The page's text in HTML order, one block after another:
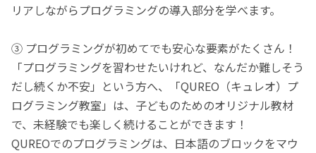
リアしながらプログラミングの導入部分を学べます。
③ プログラミングが初めてでも安心な要素がたくさん！
「プログラミングを習わせたいけれど、なんだか難しそう
だし続くか不安」という方へ、「QUREO（キュレオ）プ
ログラミング教室」は、子どものためのオリジナル教材
で、未経験でも楽しく続けることができます！
QUREOでのプログラミングは、日本語のブロックをマウ